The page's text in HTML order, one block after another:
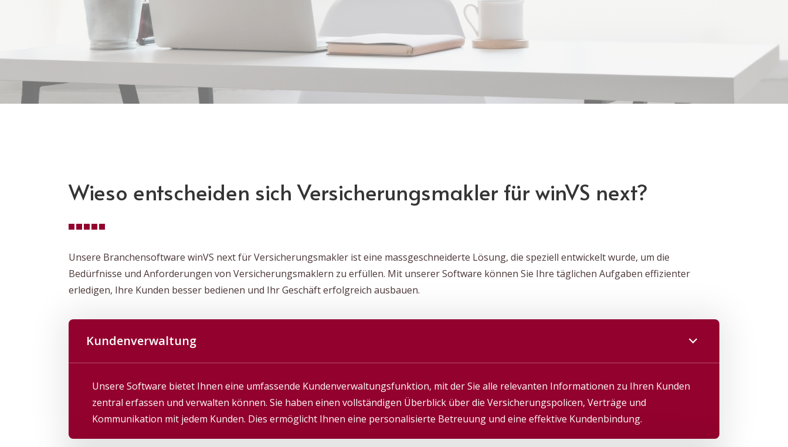
Wieso entscheiden sich Versicherungsmakler für winVS next?
Unsere Branchensoftware winVS next für Versicherungsmakler ist eine massgeschneiderte Lösung, die speziell entwickelt wurde, um die
Bedürfnisse und Anforderungen von Versicherungsmaklern zu erfüllen. Mit unserer Software können Sie Ihre täglichen Aufgaben effizienter
erledigen, Ihre Kunden besser bedienen und Ihr Geschäft erfolgreich ausbauen.
Kundenverwaltung
Unsere Software bietet Ihnen eine umfassende Kundenverwaltungsfunktion, mit der Sie alle relevanten Informationen zu Ihren Kunden
zentral erfassen und verwalten können. Sie haben einen vollständigen Überblick über die Versicherungspolicen, Verträge und
Kommunikation mit jedem Kunden. Dies ermöglicht Ihnen eine personalisierte Betreuung und eine effektive Kundenbindung.